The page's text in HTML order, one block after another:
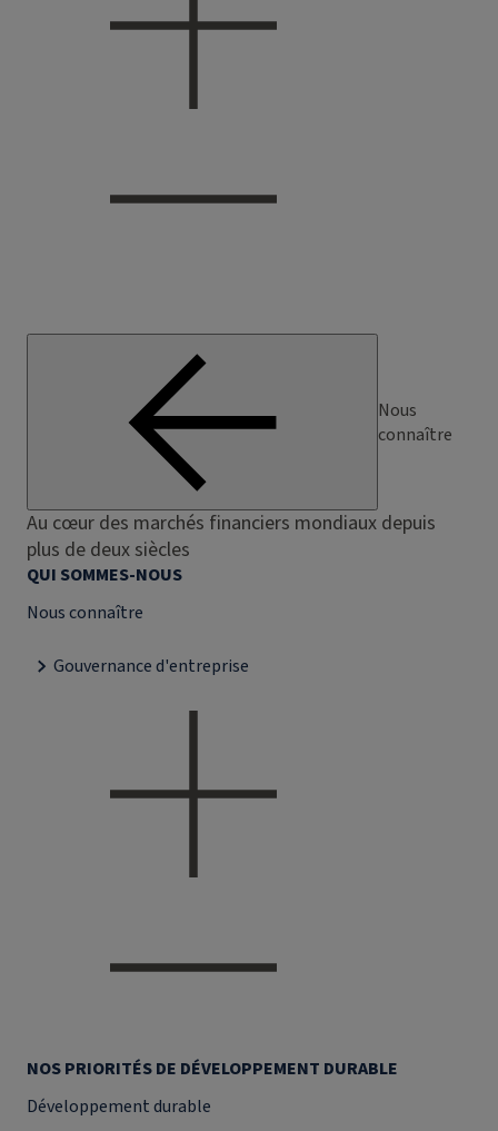
Nous
connaître
Au cœur des marchés financiers mondiaux depuis
plus de deux siècles
QUI SOMMES-NOUS
Nous connaître
Gouvernance d'entreprise
NOS PRIORITÉS DE DÉVELOPPEMENT DURABLE
Développement durable